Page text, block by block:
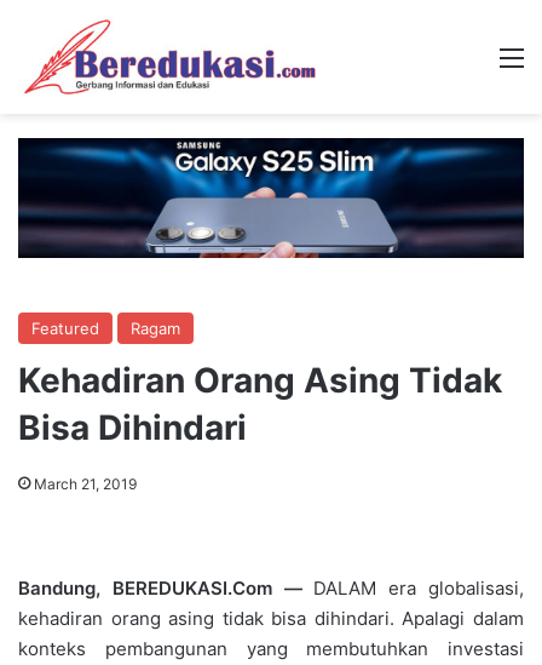
Featured Ragam
Kehadiran Orang Asing Tidak
Bisa Dihindari
March 21, 2019
Bandung, BEREDUKASI.Com —DALAM era globalisasi,
kehadiran orang asing tidak bisa dihindari. Apalagi dalam
konteks pembangunan yang membutuhkan investasi